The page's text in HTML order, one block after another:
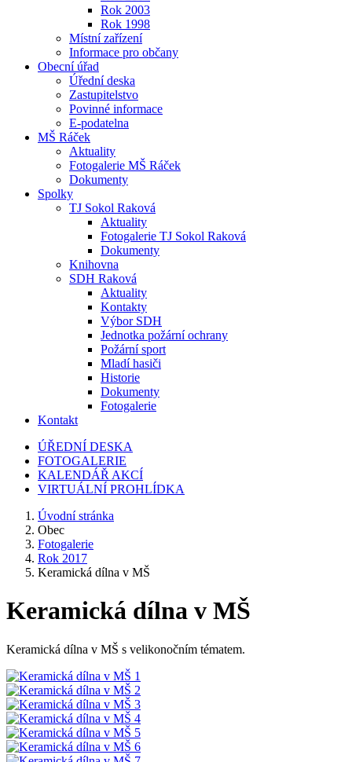
Rok 2003
Rok 1998
Místní zařízení
Informace pro občany
Obecní úřad
Úřední deska
Zastupitelstvo
Povinné informace
E-podatelna
MŠ Ráček
Aktuality
Fotogalerie MŠ Ráček
Dokumenty
Spolky
TJ Sokol Raková
Aktuality
Fotogalerie TJ Sokol Raková
Dokumenty
Knihovna
SDH Raková
Aktuality
Kontakty
Výbor SDH
Jednotka požární ochrany
Požární sport
Mladí hasiči
Historie
Dokumenty
Fotogalerie
Kontakt
ÚŘEDNÍ DESKA
FOTOGALERIE
KALENDÁŘ AKCÍ
VIRTUÁLNÍ PROHLÍDKA
Úvodní stránka
Obec
Fotogalerie
Rok 2017
Keramická dílna v MŠ
Keramická dílna v MŠ
Keramická dílna v MŠ s velikonočním tématem.